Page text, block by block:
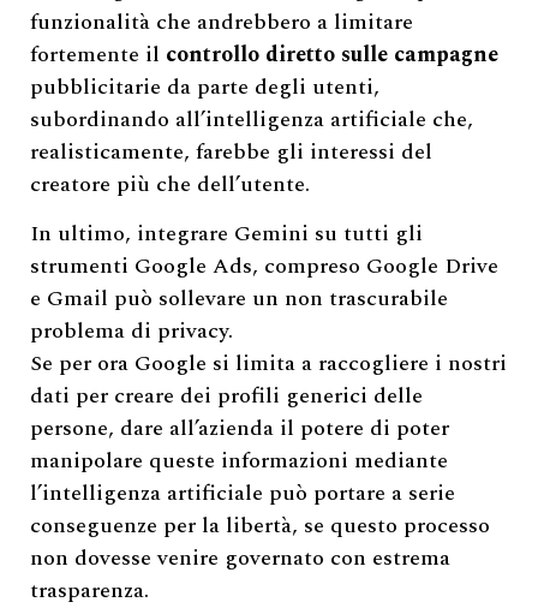
funzionalità che andrebbero a limitare
fortemente il controllo diretto sulle campagne
pubblicitarie da parte degli utenti,
subordinando all’intelligenza artificiale che,
realisticamente, farebbe gli interessi del
creatore più che dell’utente.
In ultimo, integrare Gemini su tutti gli
strumenti Google Ads, compreso Google Drive
e Gmail può sollevare un non trascurabile
problema di privacy.
Se per ora Google si limita a raccogliere i nostri
dati per creare dei profili generici delle
persone, dare all’azienda il potere di poter
manipolare queste informazioni mediante
l’intelligenza artificiale può portare a serie
conseguenze per la libertà, se questo processo
non dovesse venire governato con estrema
trasparenza.